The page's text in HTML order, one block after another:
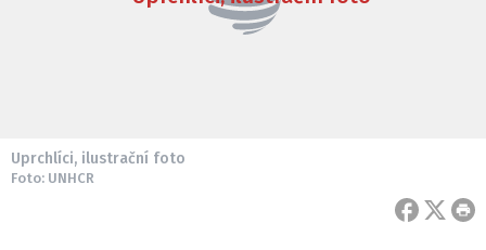
Uprchlíci, ilustrační foto
Foto: UNHCR